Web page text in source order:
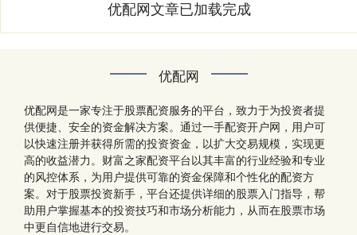
优配网文章已加载完成
优配网
优配网是一家专注于股票配资服务的平台，致力于为投资者提
供便捷、安全的资金解决方案。通过一手配资开户网，用户可
以快速注册并获得所需的投资资金，以扩大交易规模，实现更
高的收益潜力。财富之家配资平台以其丰富的行业经验和专业
的风控体系，为用户提供可靠的资金保障和个性化的配资方
案。对于股票投资新手，平台还提供详细的股票入门指导，帮
助用户掌握基本的投资技巧和市场分析能力，从而在股票市场
中更自信地进行交易。